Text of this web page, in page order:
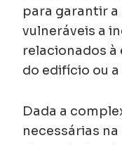
para garantir
vulneráveis a
relacionados
do edifício ou
Dada a
necessárias